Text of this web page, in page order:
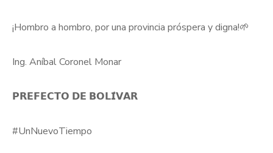
¡Hombro a hombro, por una provincia próspera y digna!🌱
Ing. Aníbal Coronel Monar
𝗣𝗥𝗘𝗙𝗘𝗖𝗧𝗢 𝗗𝗘 𝗕𝗢𝗟𝗜́𝗩𝗔𝗥
#UnNuevoTiempo